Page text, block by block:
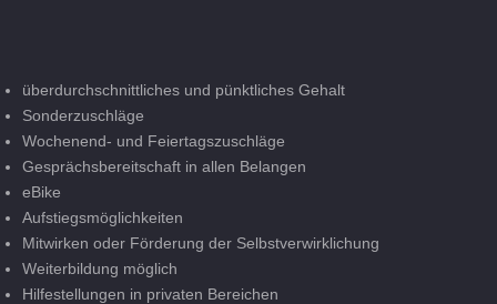
überdurchschnittliches und pünktliches Gehalt
Sonderzuschläge
Wochenend- und Feiertagszuschläge
Gesprächsbereitschaft in allen Belangen
eBike
Aufstiegsmöglichkeiten
Mitwirken oder Förderung der Selbstverwirklichung
Weiterbildung möglich
Hilfestellungen in privaten Bereichen